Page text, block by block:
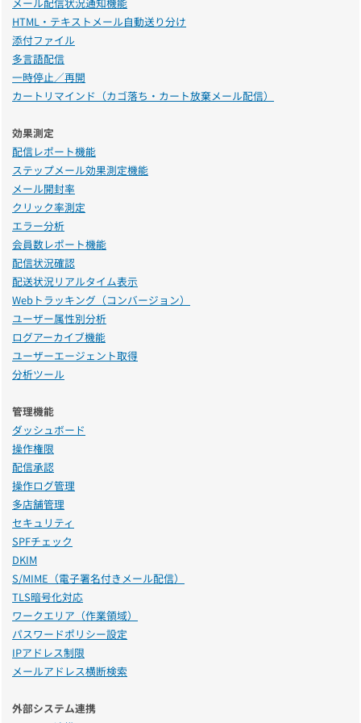
メール配信状況通知機能
HTML・テキストメール自動送り分け
添付ファイル
多言語配信
一時停止／再開
カートリマインド（カゴ落ち・カート放棄メール配信）
効果測定
配信レポート機能
ステップメール効果測定機能
メール開封率
クリック率測定
エラー分析
会員数レポート機能
配信状況確認
配送状況リアルタイム表示
Webトラッキング（コンバージョン）
ユーザー属性別分析
ログアーカイブ機能
ユーザーエージェント取得
分析ツール
管理機能
ダッシュボード
操作権限
配信承認
操作ログ管理
多店舗管理
セキュリティ
SPFチェック
DKIM
S/MIME（電子署名付きメール配信）
TLS暗号化対応
ワークエリア（作業領域）
パスワードポリシー設定
IPアドレス制限
メールアドレス横断検索
外部システム連携